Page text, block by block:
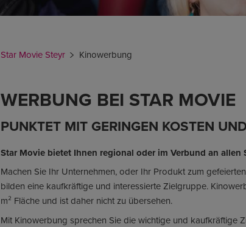
Star Movie Steyr Kinowerbung
WERBUNG BEI STAR MOVIE
PUNKTET MIT GERINGEN KOSTEN
Star Movie bietet Ihnen regional oder im Verbund an
Machen Sie Ihr Unternehmen, oder Ihr Produkt zum
bilden eine kaufkräftige und interessierte Zielgruppe.
m² Fläche und ist daher nicht zu übersehen.
Mit Kinowerbung sprechen Sie die wichtige und kaufkräftige